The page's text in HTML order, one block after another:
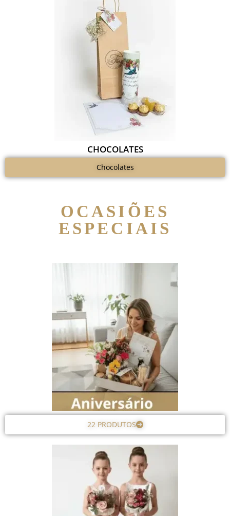
CHOCOLATES
Chocolates
OCASIÕES
ESPECIAIS
22 PRODUTOS